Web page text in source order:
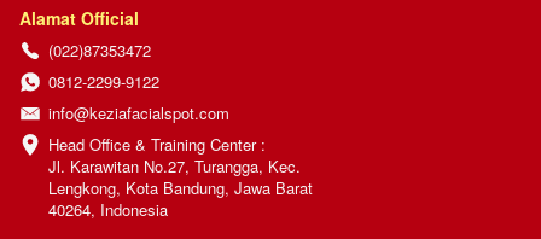
Alamat Official
(022)87353472
0812-2299-9122
info@keziafacialspot.com
Head Office & Training Center :
Jl. Karawitan No.27, Turangga, Kec.
Lengkong, Kota Bandung, Jawa Barat
40264, Indonesia